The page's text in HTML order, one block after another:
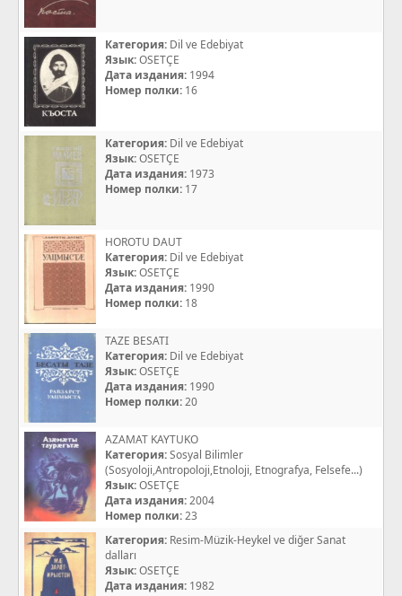
Категория: Dil ve Edebiyat
Язык:OSETÇE
Дата издания: 1994
Номер полки: 16
Категория: Dil ve Edebiyat
Язык:OSETÇE
Дата издания: 1973
Номер полки: 17
HOROTU DAUT
Категория: Dil ve Edebiyat
Язык:OSETÇE
Дата издания: 1990
Номер полки: 18
TAZE BESATI
Категория: Dil ve Edebiyat
Язык:OSETÇE
Дата издания: 1990
Номер полки:20
AZAMAT KAYTUKO
Категория:Sosyal Bilimler
(Sosyoloji,Antropoloji,Etnoloji, Etnografya, Felsefe...)
Язык:OSETÇE
Дата издания:2004
Номер полки:23
Категория: Resim-Müzik-Heykel ve diğer Sanat
dalları
Язык:OSETÇE
Дата издания: 1982